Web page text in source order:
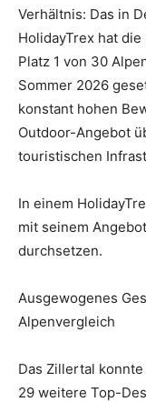
Verhältnis: Das in
HolidayTrex hat
Platz 1 von 30
Sommer 2026
konstant hohen
Outdoor-Angebot
touristischen
In einem
mit seinem
durchsetzen.
Ausgewogenes
Alpenvergleich
Das Zillertal
29 weitere Top-